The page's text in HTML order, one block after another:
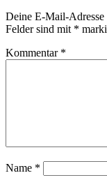
Deine E-Mail-
Felder sind mit *
Kommentar *
Name *